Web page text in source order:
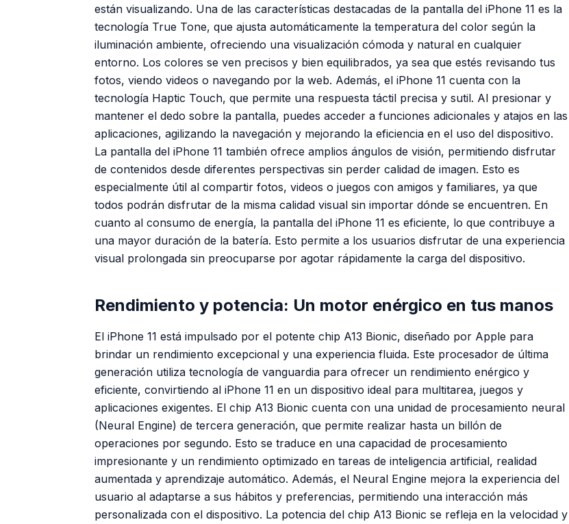
están visualizando. Una de las características destacadas de la pantalla del iPhone 11 es la
tecnología True Tone, que ajusta automáticamente la temperatura del color según la
iluminación ambiente, ofreciendo una visualización cómoda y natural en cualquier
entorno. Los colores se ven precisos y bien equilibrados, ya sea que estés revisando tus
fotos, viendo videos o navegando por la web. Además, el iPhone 11 cuenta con la
tecnología Haptic Touch, que permite una respuesta táctil precisa y sutil. Al presionar y
mantener el dedo sobre la pantalla, puedes acceder a funciones adicionales y atajos en las
aplicaciones, agilizando la navegación y mejorando la eficiencia en el uso del dispositivo.
La pantalla del iPhone 11 también ofrece amplios ángulos de visión, permitiendo disfrutar
de contenidos desde diferentes perspectivas sin perder calidad de imagen. Esto es
especialmente útil al compartir fotos, videos o juegos con amigos y familiares, ya que
todos podrán disfrutar de la misma calidad visual sin importar dónde se encuentren. En
cuanto al consumo de energía, la pantalla del iPhone 11 es eficiente, lo que contribuye a
una mayor duración de la batería. Esto permite a los usuarios disfrutar de una experiencia
visual prolongada sin preocuparse por agotar rápidamente la carga del dispositivo.
Rendimiento y potencia: Un motor enérgico en tus manos
El iPhone 11 está impulsado por el potente chip A13 Bionic, diseñado por Apple para
brindar un rendimiento excepcional y una experiencia fluida. Este procesador de última
generación utiliza tecnología de vanguardia para ofrecer un rendimiento enérgico y
eficiente, convirtiendo al iPhone 11 en un dispositivo ideal para multitarea, juegos y
aplicaciones exigentes. El chip A13 Bionic cuenta con una unidad de procesamiento neural
(Neural Engine) de tercera generación, que permite realizar hasta un billón de
operaciones por segundo. Esto se traduce en una capacidad de procesamiento
impresionante y un rendimiento optimizado en tareas de inteligencia artificial, realidad
aumentada y aprendizaje automático. Además, el Neural Engine mejora la experiencia del
usuario al adaptarse a sus hábitos y preferencias, permitiendo una interacción más
personalizada con el dispositivo. La potencia del chip A13 Bionic se refleja en la velocidad y